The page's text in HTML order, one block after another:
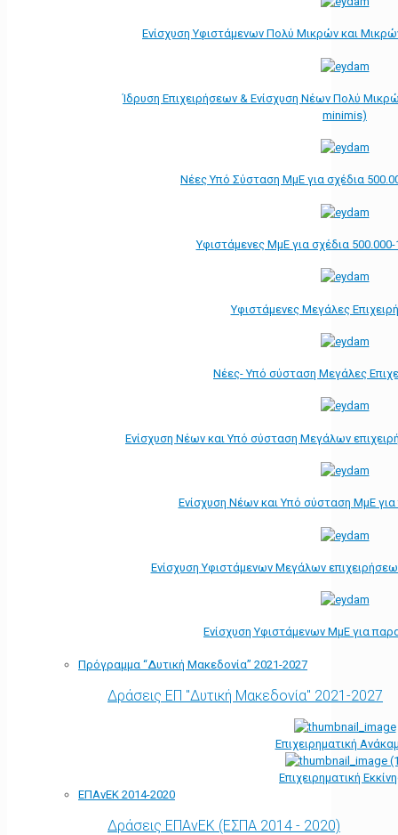
Ενίσχυση Υφιστάμενων Πολύ Μικρών και
Ίδρυση Επιχειρήσεων & Ενίσχυση Νέων Πολύ
minimis)
Νέες Υπό Σύσταση ΜμΕ για σχέδια
Υφιστάμενες ΜμΕ για σχέδια
Υφιστάμενες Μεγάλες
Νέες- Υπό σύσταση Μεγάλες
Ενίσχυση Νέων και Υπό σύσταση Μεγάλων
Ενίσχυση Νέων και Υπό σύσταση ΜμΕ
Ενίσχυση Υφιστάμενων Μεγάλων
Ενίσχυση Υφιστάμενων ΜμΕ για
Πρόγραμμα “Δυτική Μακεδονία” 2021-2027
Δράσεις ΕΠ "Δυτική Μακεδονία" 2021-2027
Επιχειρηματική
Επιχειρηματική
ΕΠΑνΕΚ 2014-2020
Δράσεις ΕΠΑνΕΚ (ΕΣΠΑ 2014 - 2020)